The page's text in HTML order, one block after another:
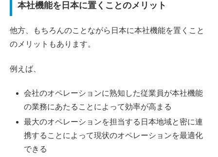
本社機能を日本に置くことのメリット
他方、もちろんのことながら日本に本社機能を置くこと
のメリットもあります。
例えば、
会社のオペレーションに熟知した従業員が本社機能
の業務にあたることによって効率が高まる
最大のオペレーションを担当する日本地域と密に連
携することによって現状のオペレーションを最適化
できる